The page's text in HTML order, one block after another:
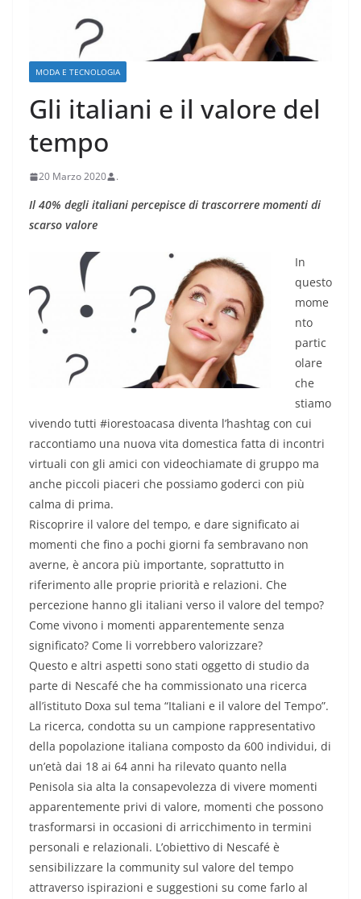
MODA E TECNOLOGIA
Gli italiani e il valore del
tempo
20 Marzo 2020 .
Il 40% degli italiani percepisce di trascorrere momenti di
scarso valore
In
questo
mome
nto
partic
olare
che
stiamo
vivendo tutti #iorestoacasa diventa l’hashtag con cui
raccontiamo una nuova vita domestica fatta di incontri
virtuali con gli amici con videochiamate di gruppo ma
anche piccoli piaceri che possiamo goderci con più
calma di prima.
Riscoprire il valore del tempo, e dare significato ai
momenti che fino a pochi giorni fa sembravano non
averne, è ancora più importante, soprattutto in
riferimento alle proprie priorità e relazioni. Che
percezione hanno gli italiani verso il valore del tempo?
Come vivono i momenti apparentemente senza
significato? Come li vorrebbero valorizzare?
Questo e altri aspetti sono stati oggetto di studio da
parte di Nescafé che ha commissionato una ricerca
all’istituto Doxa sul tema “Italiani e il valore del Tempo”.
La ricerca, condotta su un campione rappresentativo
della popolazione italiana composto da 600 individui, di
un’età dai 18 ai 64 anni ha rilevato quanto nella
Penisola sia alta la consapevolezza di vivere momenti
apparentemente privi di valore, momenti che possono
trasformarsi in occasioni di arricchimento in termini
personali e relazionali. L’obiettivo di Nescafé è
sensibilizzare la community sul valore del tempo
attraverso ispirazioni e suggestioni su come farlo al